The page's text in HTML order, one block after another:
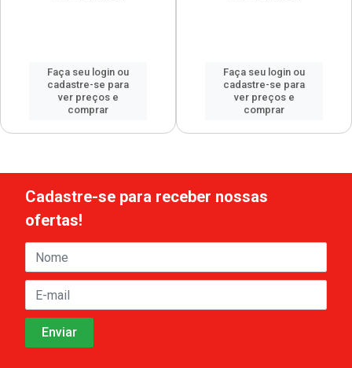
Faça seu login ou
cadastre-se para
ver preços e
comprar
Faça seu login ou
cadastre-se para
ver preços e
comprar
Cadastre-se para receber nossas
ofertas!